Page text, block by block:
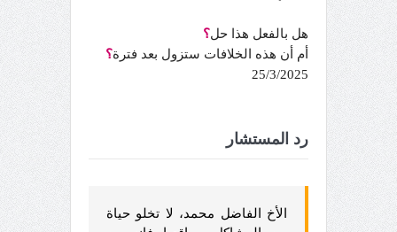
هل بالفعل هذا حل؟
أم أن هذه الخلافات ستزول بعد فترة؟
25/3/2025
رد المستشار
الأخ الفاضل محمد، لا تخلو حياة